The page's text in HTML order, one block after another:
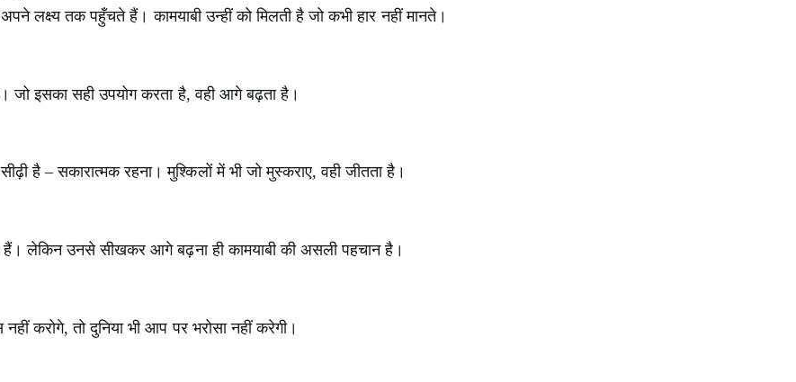
लक्ष्य तक पहुँचते हैं। कामयाबी उन्हीं को मिलती है जो कभी हार नहीं मानते।
जो इसका सही उपयोग करता है, वही आगे बढ़ता है।
है – सकारात्मक रहना। मुश्किलों में भी जो मुस्कराए, वही जीतता है।
हैं। लेकिन उनसे सीखकर आगे बढ़ना ही कामयाबी की असली पहचान है।
करोगे, तो दुनिया भी आप पर भरोसा नहीं करेगी।